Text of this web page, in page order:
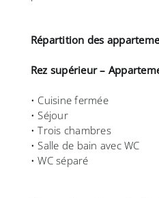
Répartition des
Rez supérieur –
• Cuisine fermée
• Séjour
• Trois chambres
• Salle de bain avec WC
• WC séparé